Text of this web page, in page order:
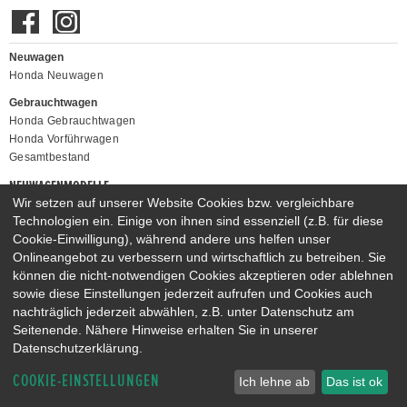
Neuwagen
Honda Neuwagen
Gebrauchtwagen
Honda Gebrauchtwagen
Honda Vorführwagen
Gesamtbestand
NEUWAGENMODELLE
HONDA JAZZ E:HEV
HONDA CIVIC E:HEV
HONDA PRELUDE E:HEV
HONDA HR-V E:HEV
HONDA ZR-V E:HEV
HONDA CR-V E:HEV & E:PHEV
Wir setzen auf unserer Website Cookies bzw. vergleichbare
Technologien ein. Einige von ihnen sind essenziell (z.B. für diese
Cookie-Einwilligung), während andere uns helfen unser
Onlineangebot zu verbessern und wirtschaftlich zu betreiben. Sie
können die nicht-notwendigen Cookies akzeptieren oder ablehnen
sowie diese Einstellungen jederzeit aufrufen und Cookies auch
nachträglich jederzeit abwählen, z.B. unter Datenschutz am
Seitenende. Nähere Hinweise erhalten Sie in unserer
Datenschutzerklärung.
COOKIE-EINSTELLUNGEN Ich lehne ab Das ist ok